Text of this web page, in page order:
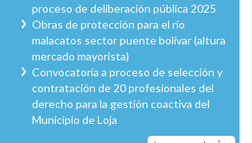
proceso de deliberación pública 2025
Obras de protección para el río
malacatos sector puente bolívar (altura
mercado mayorista)
Convocatoria a proceso de selección y
contratación de 20 profesionales del
derecho para la gestión coactiva del
Municipio de Loja